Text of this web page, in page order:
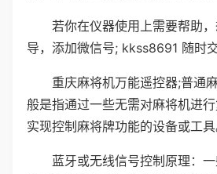
若你在仪器使用上需要帮助
导，添加微信号; kkss8691 随时交
重庆麻将机万能遥控器;普通
般是指通过一些无需对麻将机进
实现控制麻将牌功能的设备或工具
蓝牙或无线信号控制原理：